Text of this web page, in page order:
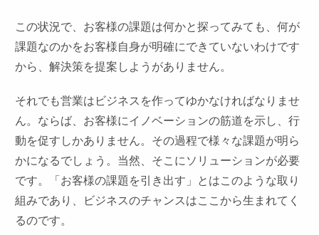
この状況で、お客様の課題は何かと探ってみても、何が
課題なのかをお客様自身が明確にできていないわけです
から、解決策を提案しようがありません。
それでも営業はビジネスを作ってゆかなければなりませ
ん。ならば、お客様にイノベーションの筋道を示し、行
動を促すしかありません。その過程で様々な課題が明ら
かになるでしょう。当然、そこにソリューションが必要
です。「お客様の課題を引き出す」とはこのような取り
組みであり、ビジネスのチャンスはここから生まれてく
るのです。